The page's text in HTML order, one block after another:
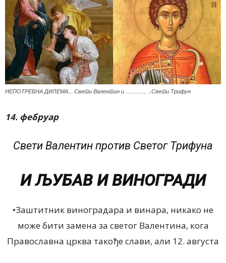
НЕПОТРЕБНА ДИЛЕМА... Свети Валентин и .............. ..Свети Трифун
14. фебруар
Свети Валентин против Светог Трифуна
И ЉУБАВ И ВИНОГРАДИ
•Заштитник виноградара и винара, никако не
може бити замена за светог Валентина, кога
Православна црква такође слави, али 12. августа